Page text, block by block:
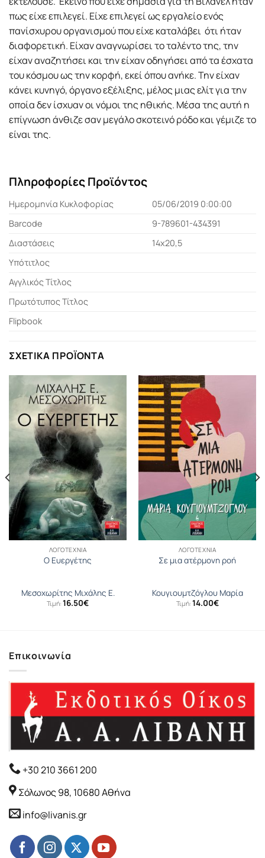
πως είχε επιλεγεί. Είχε επιλεγεί ως εργαλείο ενός
πανίσχυρου οργανισμού που είχε καταλάβει ότι ήταν
διαφορετική. Είχαν αναγνωρίσει το ταλέντο της, την
είχαν αναζητήσει και την είχαν οδηγήσει από τα έσχατα
του κόσμου ως την κορφή, εκεί όπου ανήκε. Την είχαν
κάνει κυνηγό, όργανο εξέλιξης, μέλος μιας ελίτ για την
οποία δεν ίσχυαν οι νόμοι της ηθικής. Μέσα της αυτή η
επίγνωση άνθιζε σαν μεγάλο σκοτεινό ρόδο και γέμιζε το
είναι της.
Πληροφορίες Προϊόντος
Ημερομηνία Κυκλοφορίας
05/06/2019 0:00:00
Barcode
9-789601-434391
Διαστάσεις
14x20,5
Υπότιτλος
Αγγλικός Τίτλος
Πρωτότυπος Τίτλος
Flipbook
ΣΧΕΤΙΚΆ ΠΡΟΪΌΝΤΑ
ΛΟΓΟΤΕΧΝΊΑ
Ο Ευεργέτης
Μεσοχωρίτης Μιχάλης Ε.
Τιμή: 16.50€
ΛΟΓΟΤΕΧΝΊΑ
Σε μια ατέρμονη ροή
Κουγιουµτζόγλου Μαρία
Τιμή: 14.00€
Επικοινωνία
+30 210 3661 200
Σόλωνος 98, 10680 Αθήνα
info@livanis.gr